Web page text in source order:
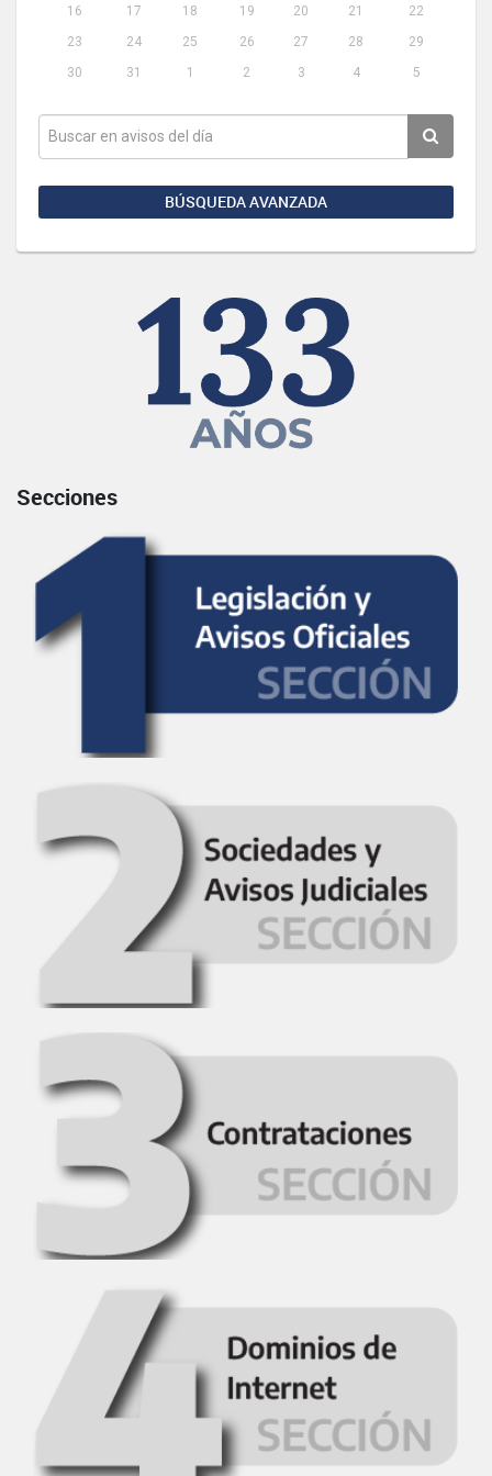
16
17 18 19 20 21
22
23
24 25 26 27 28
29
30
31 1 2 3 4 5
BÚSQUEDA AVANZADA
Secciones